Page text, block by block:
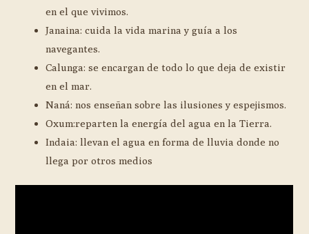
en el que vivimos.
Janaina: cuida la vida marina y guía a los
navegantes.
Calunga: se encargan de todo lo que deja de existir
en el mar.
Naná: nos enseñan sobre las ilusiones y espejismos.
Oxum:reparten la energía del agua en la Tierra.
Indaia: llevan el agua en forma de lluvia donde no
llega por otros medios